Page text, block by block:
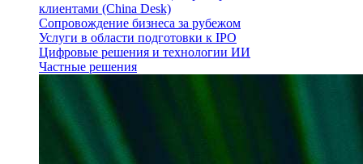
клиентами (China Desk)
Сопровождение бизнеса за рубежом
Услуги в области подготовки к IPO
Цифровые решения и технологии ИИ
Частные решения